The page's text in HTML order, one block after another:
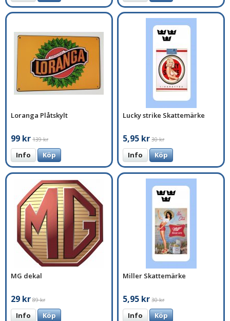
Loranga Plåtskylt
99 kr 139 kr
Info Köp
Lucky strike Skattemärke
5,95 kr 30 kr
Info Köp
MG dekal
29 kr 89 kr
Info Köp
Miller Skattemärke
5,95 kr 30 kr
Info Köp